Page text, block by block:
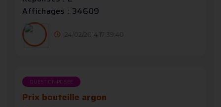
Affichages : 34609
24/02/2014 17:39:40
QUESTION POSÉE
Prix bouteille argon